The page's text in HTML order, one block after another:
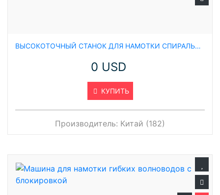
ВЫСОКОТОЧНЫЙ СТАНОК ДЛЯ НАМОТКИ СПИРАЛЬНОЙ ПРОВОЛОКИ
0 USD
КУПИТЬ
Производитель: Китай (182)